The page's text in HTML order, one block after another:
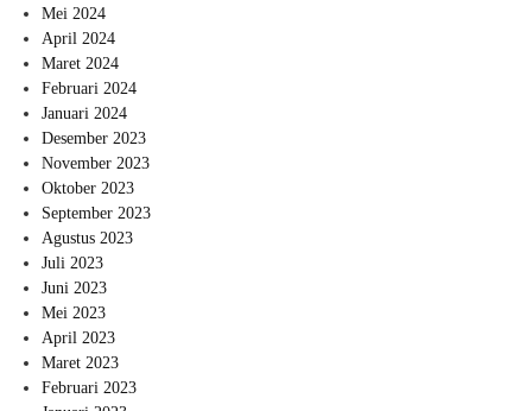
Mei 2024
April 2024
Maret 2024
Februari 2024
Januari 2024
Desember 2023
November 2023
Oktober 2023
September 2023
Agustus 2023
Juli 2023
Juni 2023
Mei 2023
April 2023
Maret 2023
Februari 2023